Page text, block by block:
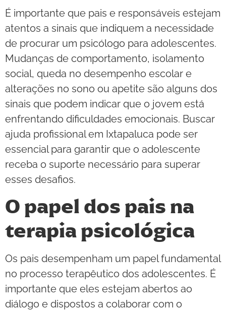
É importante que pais e responsáveis estejam
atentos a sinais que indiquem a necessidade
de procurar um psicólogo para adolescentes.
Mudanças de comportamento, isolamento
social, queda no desempenho escolar e
alterações no sono ou apetite são alguns dos
sinais que podem indicar que o jovem está
enfrentando dificuldades emocionais. Buscar
ajuda profissional em Ixtapaluca pode ser
essencial para garantir que o adolescente
receba o suporte necessário para superar
esses desafios.
O papel dos pais na
terapia psicológica
Os pais desempenham um papel fundamental
no processo terapêutico dos adolescentes. É
importante que eles estejam abertos ao
diálogo e dispostos a colaborar com o